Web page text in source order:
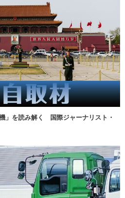
」を読み解く 国際ジャーナリスト・